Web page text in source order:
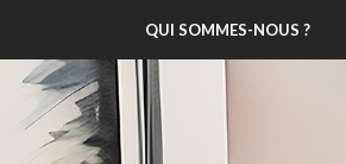
QUI SOMMES-NOUS ?